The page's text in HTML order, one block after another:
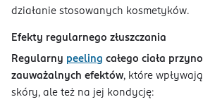
działanie stosowanych kosmetyków.
Efekty regularnego złuszczania
Regularny peeling całego ciała
zauważalnych efektów, które
skóry, ale też na jej kondycję: